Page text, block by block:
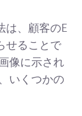
は、顧客のE
せることで
像に示され
いくつかの